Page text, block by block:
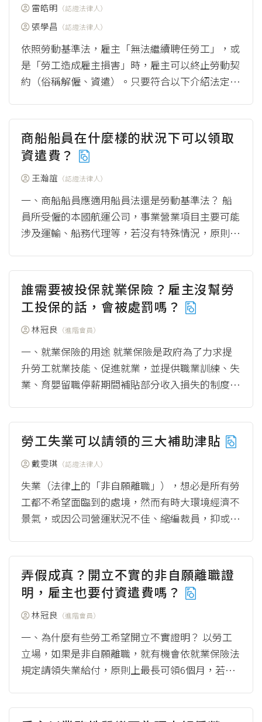
雷皓明 （認證法律人）
張學昌 （認證法律人）
依照勞動基準法，雇主「無法繼續聘任勞工」，或
是「勞工造成雇主損害」時，雇主可以終止勞動契
約（俗稱解僱、資遣）。只要符合以下介紹法定終
商船船員在什麼樣的狀況下可以領取
資遣費？
王瀚誼 （認證法律人）
一、商船船員應適用船員法還是勞動基準法？ 船
員所受僱的本國航運公司，事業營業項目主要可能
涉及運輸、船務代理等，若沒有特殊情況，原則上
誰需要被投保就業保險？雇主沒幫勞
工投保的話，會被處罰嗎？
林冠良 （進階會員）
一、就業保險的用途 就業保險是政府為了力求提
升勞工就業技能、促進就業，並提供職業訓練、失
業、育嬰留職停薪期間補貼部分收入損失的制度。
勞工失業可以請領的三大補助津貼
戴雯琪 （認證法律人）
失業（法律上的「非自願離職」），想必是所有勞
工都不希望面臨到的處境，然而有時大環境經濟不
景氣，或因公司營運狀況不佳、縮編裁員，抑或是
弄假成真？開立不實的非自願離職證
明，雇主也要付資遣費嗎？
林冠良 （進階會員）
一、為什麼有些勞工希望開立不實證明？ 以勞工
立場，如果是非自願離職，就有機會依就業保險法
規定請領失業給付，原則上最長可領6個月，若是